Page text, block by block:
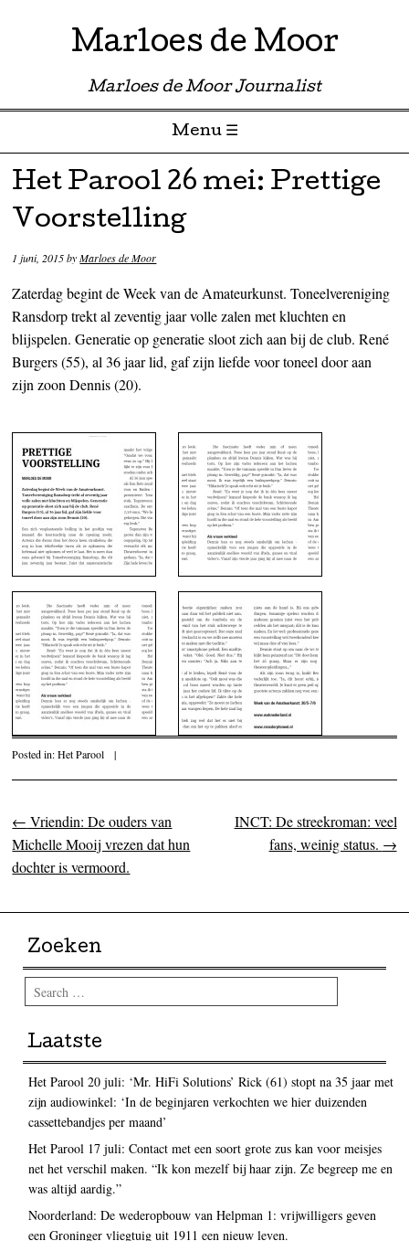
Marloes de Moor
Marloes de Moor Journalist
Menu ☰
Skip to content
Het Parool 26 mei: Prettige
Voorstelling
1 juni, 2015byMarloes de Moor
Zaterdag begint de Week van de Amateurkunst. Toneelvereniging
Ransdorp trekt al zeventig jaar volle zalen met kluchten en
blijspelen. Generatie op generatie sloot zich aan bij de club. René
Burgers (55), al 36 jaar lid, gaf zijn liefde voor toneel door aan
zijn zoon Dennis (20).
Posted in:Het Parool |
Post navigation
← Vriendin: De ouders van
Michelle Mooij vrezen dat hun
dochter is vermoord.
INCT: De streekroman: veel
fans, weinig status. →
Zoeken
Search
Laatste
Het Parool 20 juli: ‘Mr. HiFi Solutions’ Rick (61) stopt na 35 jaar met
zijn audiowinkel: ‘In de beginjaren verkochten we hier duizenden
cassettebandjes per maand’
Het Parool 17 juli: Contact met een soort grote zus kan voor meisjes
net het verschil maken. “Ik kon mezelf bij haar zijn. Ze begreep me en
was altijd aardig.”
Noorderland: De wederopbouw van Helpman 1: vrijwilligers geven
een Groninger vliegtuig uit 1911 een nieuw leven.